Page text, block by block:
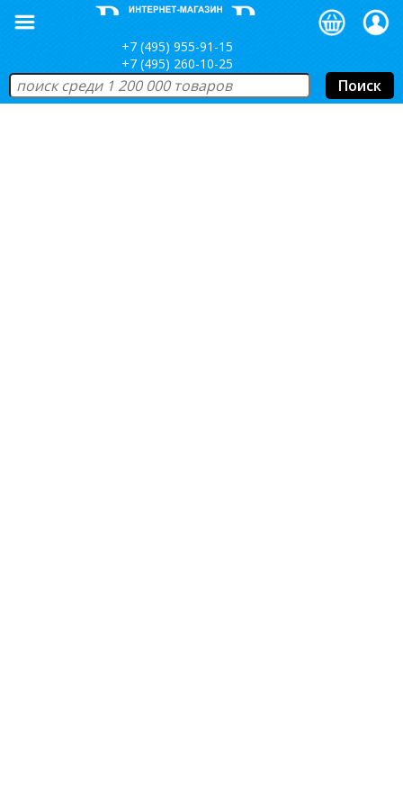
+7 (495) 955-91-15
+7 (495) 260-10-25